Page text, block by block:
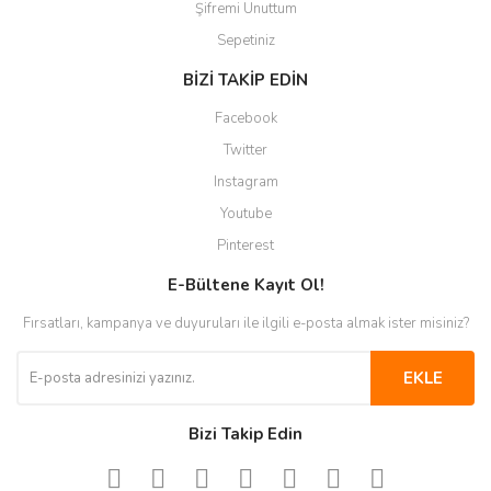
Şifremi Unuttum
Sepetiniz
BİZİ TAKİP EDİN
Facebook
Twitter
Instagram
Youtube
Pinterest
E-Bültene Kayıt Ol!
Fırsatları, kampanya ve duyuruları ile ilgili e-posta almak ister misiniz?
EKLE
Bizi Takip Edin